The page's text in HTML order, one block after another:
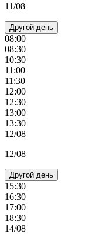
11/08
Другой день
08:00
08:30
10:30
11:00
11:30
12:00
12:30
13:00
13:30
12/08
12/08
Другой день
15:30
16:30
17:00
18:30
14/08